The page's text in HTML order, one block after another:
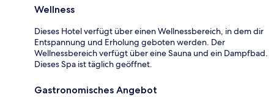
Wellness
Dieses Hotel verfügt über einen Wellnessbereich, in dem dir
Entspannung und Erholung geboten werden. Der
Wellnessbereich verfügt über eine Sauna und ein Dampfbad.
Dieses Spa ist täglich geöffnet.
Gastronomisches Angebot